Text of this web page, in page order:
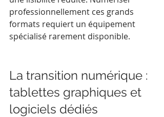
professionnellement ces grands
formats requiert un équipement
spécialisé rarement disponible.
La transition numérique :
tablettes graphiques et
logiciels dédiés